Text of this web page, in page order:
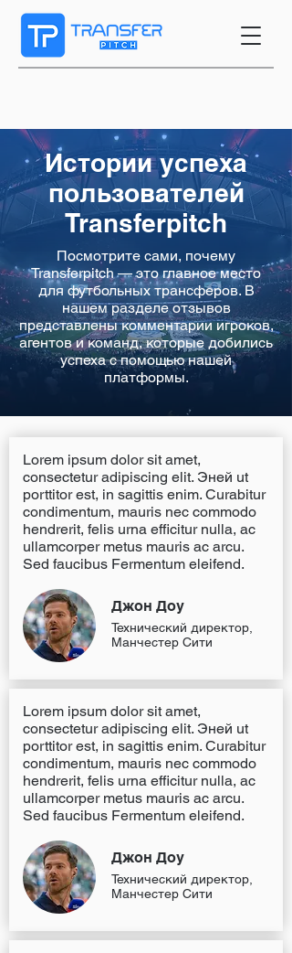
Истории успеха
пользователей
Transferpitch
Посмотрите сами, почему
Transferpitch — это главное место
для футбольных трансферов. В
нашем разделе отзывов
представлены комментарии игроков,
агентов и команд, которые добились
успеха с помощью нашей
платформы.
Lorem ipsum dolor sit amet,
consectetur adipiscing elit. Эней ut
porttitor est, in sagittis enim. Curabitur
condimentum, mauris nec commodo
hendrerit, felis urna efficitur nulla, ac
ullamcorper metus mauris ac arcu.
Sed faucibus Fermentum eleifend.
Джон Доу
Технический директор,
Манчестер Сити
Lorem ipsum dolor sit amet,
consectetur adipiscing elit. Эней ut
porttitor est, in sagittis enim. Curabitur
condimentum, mauris nec commodo
hendrerit, felis urna efficitur nulla, ac
ullamcorper metus mauris ac arcu.
Sed faucibus Fermentum eleifend.
Джон Доу
Технический директор,
Манчестер Сити